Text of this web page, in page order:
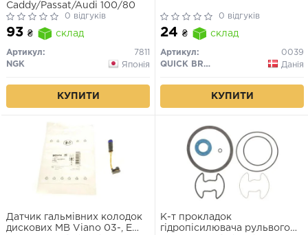
Caddy/Passat/Audi 100/80
0 відгуків
93 ₴ склад
Артикул:
7811
NGK
Японія
КУПИТИ
0 відгуків
24 ₴ склад
Артикул:
0039
QUICK BRAKE
Данія
КУПИТИ
Датчик гальмівних колодок
дискових MB Viano 03-, E
К-т прокладок
гідропісилювача рульвого